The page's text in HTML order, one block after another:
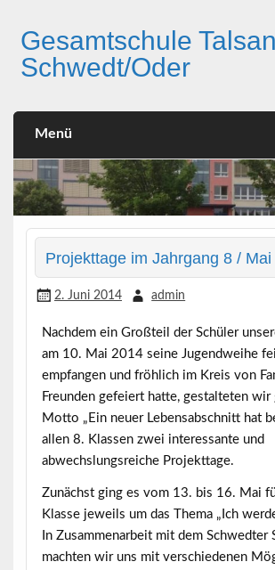
contentGesamtschule
Schwedt/Oder
Menü
Projekttage im Jahrgang 8 /
2. Juni 2014 admin
Nachdem ein Großteil der Schüler
am 10. Mai 2014seine Jugendweihe
empfangen und fröhlich im Kreis von
Freunden gefeiert hatte, gestalteten wir
Motto „Ein neuer Lebensabschnitt hat
allen 8. Klassen zwei interessante und
abwechslungsreiche Projekttage.
Zunächst ging es vom 13. bis 16. Mai
Klasse jeweils um das Thema „Ich
In Zusammenarbeit mit dem Schwedter
machten wir uns mit verschiedenen